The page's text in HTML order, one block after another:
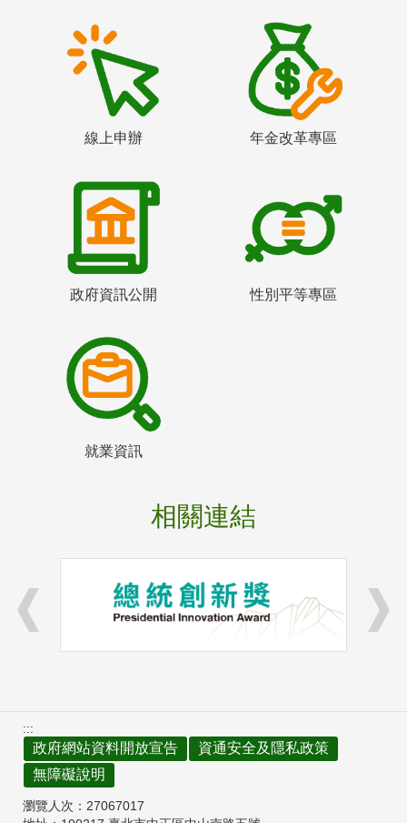
線上申辦 年金改革專區
政府資訊公開 性別平等專區
就業資訊
相關連結
:::
政府網站資料開放宣告
資通安全及隱私政策
無障礙說明
瀏覽人次： 27067017